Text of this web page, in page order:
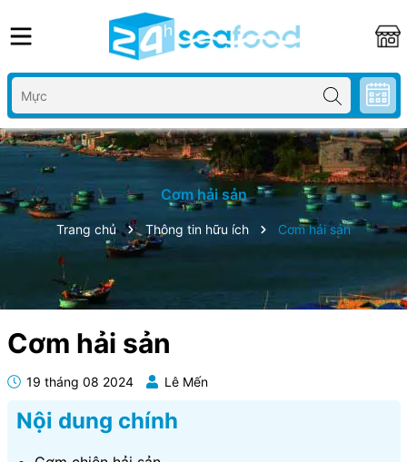
Cơm hải sản
Trang chủ Thông tin hữu ích Cơm hải sản
Cơm hải sản
19 tháng 08 2024 Lê Mến
Nội dung chính